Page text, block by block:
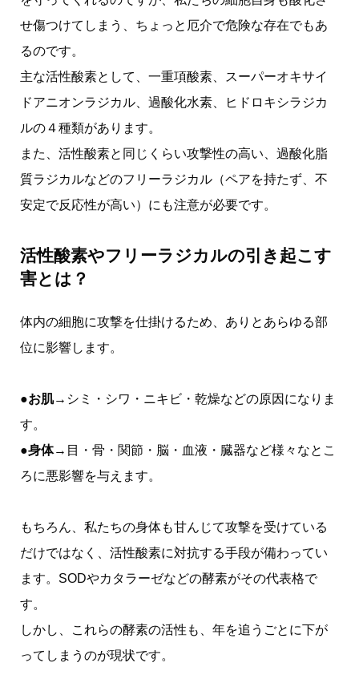
せ傷つけてしまう、ちょっと厄介で危険な存在でもあ
るのです。
主な活性酸素として、一重項酸素、スーパーオキサイ
ドアニオンラジカル、過酸化水素、ヒドロキシラジカ
ルの４種類があります。
また、活性酸素と同じくらい攻撃性の高い、過酸化脂
質ラジカルなどのフリーラジカル（ペアを持たず、不
安定で反応性が高い）にも注意が必要です。
活性酸素やフリーラジカルの引き起こす
害とは？
体内の細胞に攻撃を仕掛けるため、ありとあらゆる部
位に影響します。
●お肌→ シミ・シワ・ニキビ・乾燥などの原因になりま
す。
●身体→ 目・骨・関節・脳・血液・臓器など様々なとこ
ろに悪影響を与えます。
もちろん、私たちの身体も甘んじて攻撃を受けている
だけではなく、活性酸素に対抗する手段が備わってい
ます。SODやカタラーゼなどの酵素がその代表格で
す。
しかし、これらの酵素の活性も、年を追うごとに下が
ってしまうのが現状です。